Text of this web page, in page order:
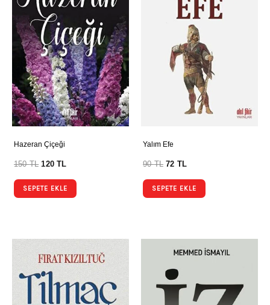
Hazeran Çiçeği
150TL 120TL
SEPETE EKLE
Yalım Efe
90TL 72 TL
SEPETE EKLE